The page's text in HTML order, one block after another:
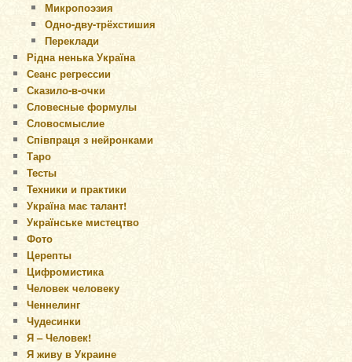
Микропоэзия
Одно-дву-трёхстишия
Переклади
Рідна ненька Україна
Сеанс регрессии
Сказило-в-очки
Словесные формулы
Словосмыслие
Співпраця з нейронками
Таро
Тесты
Техники и практики
Україна має талант!
Українське мистецтво
Фото
Церепты
Цифромистика
Человек человеку
Ченнелинг
Чудесинки
Я – Человек!
Я живу в Украине